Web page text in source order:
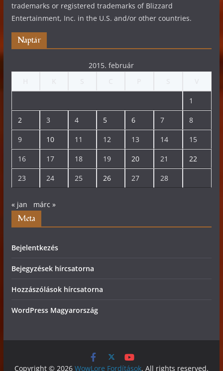
trademarks or registered trademarks of Blizzard
Entertainment, Inc. in the U.S. and/or other countries.
Naptár
2015. február
1
2 3 4 5 6 7 8
9 10 11 12 13 14 15
16 17 18 19 20 21 22
23 24 25 26 27 28
« jan márc »
Meta
Bejelentkezés
Bejegyzések hírcsatorna
Hozzászólások hírcsatorna
WordPress Magyarország
Copyright © 2026 WowLore Fordítások. All rights reserved.